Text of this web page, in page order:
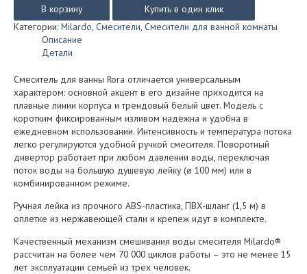
MILARDO
РОРА
(RORA)
RORWT00M02
(матовый
белый)
В корзину
Купить в один клик
Категории: Milardo, Смесители, Смесители для ванной комнаты
Описание
Детали
Смеситель для ванны Rora отличается универсальным
характером: основной акцент в его дизайне приходится на
плавные линии корпуса и трендовый белый цвет. Модель с
коротким фиксированным изливом надежна и удобна в
ежедневном использовании. Интенсивность и температура потока
легко регулируются удобной ручкой смесителя. Поворотный
дивертор работает при любом давлении воды, переключая
поток воды на большую душевую лейку (ø 100 мм) или в
комбинированном режиме.
Ручная лейка из прочного ABS-пластика, ПВХ-шланг (1,5 м) в
оплетке из нержавеющей стали и крепеж идут в комплекте.
Качественный механизм смешивания воды смесителя Milardo®
рассчитан на более чем 70 000 циклов работы – это не менее 15
лет эксплуатации семьей из трех человек.